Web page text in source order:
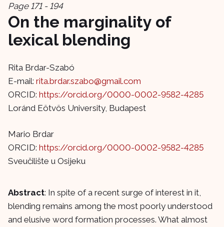
Page 171 - 194
On the marginality of
lexical blending
Rita Brdar-Szabó
E-mail: rita.brdar.szabo@gmail.com
ORCID: https://orcid.org/0000-0002-9582-4285
Loránd Eötvös University, Budapest
Mario Brdar
ORCID: https://orcid.org/0000-0002-9582-4285
Sveučilište u Osijeku
Abstract: In spite of a recent surge of interest in it,
blending remains among the most poorly understood
and elusive word formation processes. What almost